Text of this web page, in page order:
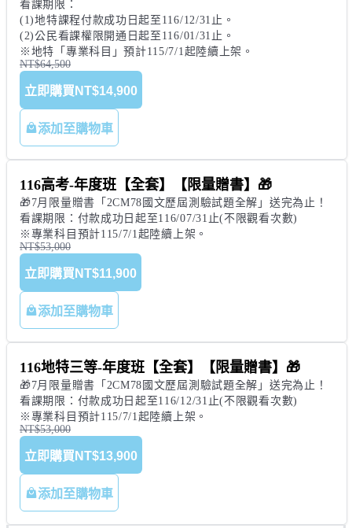
116地特三等-年度班【全套+公民】【限量贈書】
🎁
🎁7月限量贈書「2CM78國文歷屆測驗試題全解」送完為止！
看課期限：
(1)地特課程付款成功日起至116/12/31止。
(2)公民看課權限開通日起至116/01/31止。
NT$64,500
立即購買NT$14,900
添加至購物車
116高考-年度班【全套】【限量贈書】🎁
🎁7月限量贈書「2CM78國文歷屆測驗試題全解」送完為止！
看課期限：付款成功日起至116/07/31止(不限觀看次數)
NT$53,000
立即購買NT$11,900
添加至購物車
116地特三等-年度班【全套】【限量贈書】🎁
🎁7月限量贈書「2CM78國文歷屆測驗試題全解」送完為止！
看課期限：付款成功日起至116/12/31止(不限觀看次數)
NT$53,000
立即購買NT$13,900